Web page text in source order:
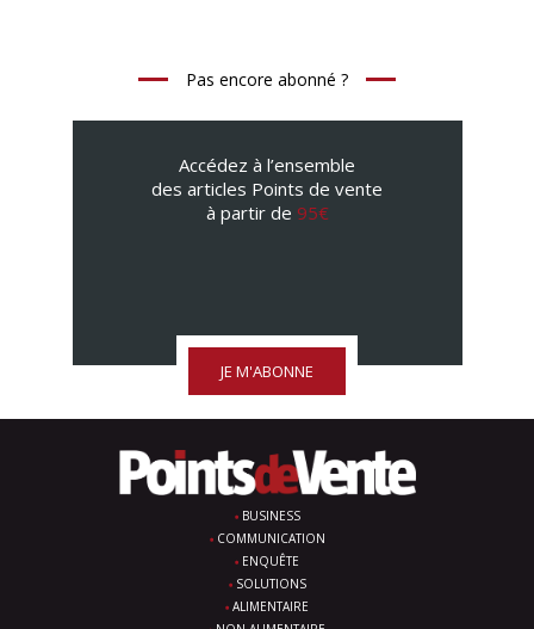
Pas encore abonné ?
Accédez à l’ensemble
des articles Points de vente
à partir de 95€
JE M'ABONNE
BUSINESS
COMMUNICATION
ENQUÊTE
SOLUTIONS
ALIMENTAIRE